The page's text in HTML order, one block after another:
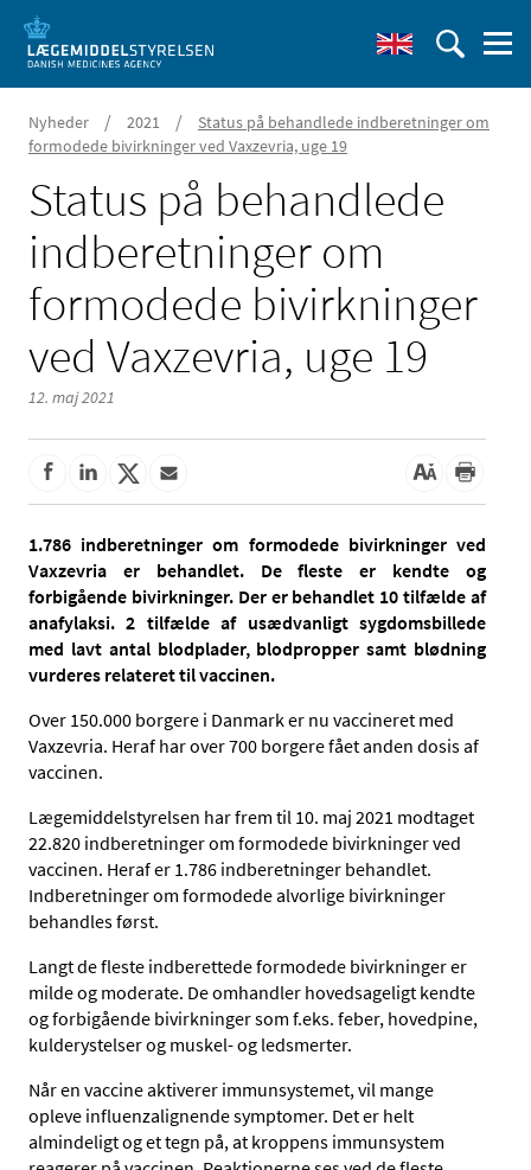
Nyheder / 2021 /
Status på behandlede indberetninger om
formodede bivirkninger ved Vaxzevria, uge 19
Status på behandlede
indberetninger om
formodede bivirkninger
ved Vaxzevria, uge 19
12. maj 2021
1.786 indberetninger om formodede bivirkninger ved
Vaxzevria er behandlet. De fleste er kendte og
forbigående bivirkninger. Der er behandlet 10 tilfælde af
anafylaksi. 2 tilfælde af usædvanligt sygdomsbillede
med lavt antal blodplader, blodpropper samt blødning
vurderes relateret til vaccinen.
Over 150.000 borgere i Danmark er nu vaccineret med
Vaxzevria. Heraf har over 700 borgere fået anden dosis af
vaccinen.
Lægemiddelstyrelsen har frem til 10. maj 2021 modtaget
22.820 indberetninger om formodede bivirkninger ved
vaccinen. Heraf er 1.786 indberetninger behandlet.
Indberetninger om formodede alvorlige bivirkninger
behandles først.
Langt de fleste indberettede formodede bivirkninger er
milde og moderate. De omhandler hovedsageligt kendte
og forbigående bivirkninger som f.eks. feber, hovedpine,
kulderystelser og muskel- og ledsmerter.
Når en vaccine aktiverer immunsystemet, vil mange
opleve influenzalignende symptomer. Det er helt
almindeligt og et tegn på, at kroppens immunsystem